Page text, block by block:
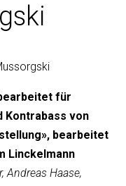
für
Kontrabass von
bearbeitet
Linckelmann
Andreas Haase,